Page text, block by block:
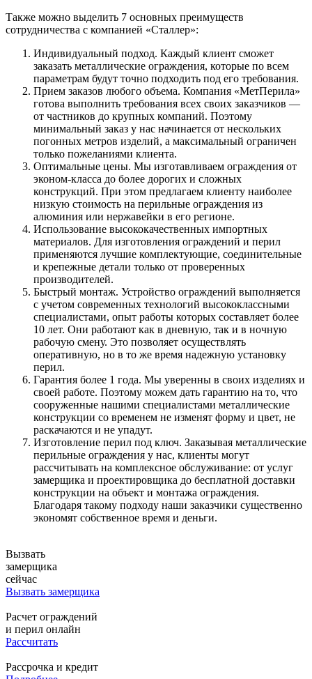
Также можно выделить 7 основных преимуществ
сотрудничества с компанией «Сталлер»:
Индивидуальный подход. Каждый клиент сможет
заказать металлические ограждения, которые по всем
параметрам будут точно подходить под его требования.
Прием заказов любого объема. Компания «МетПерила»
готова выполнить требования всех своих заказчиков —
от частников до крупных компаний. Поэтому
минимальный заказ у нас начинается от нескольких
погонных метров изделий, а максимальный ограничен
только пожеланиями клиента.
Оптимальные цены. Мы изготавливаем ограждения от
эконом-класса до более дорогих и сложных
конструкций. При этом предлагаем клиенту наиболее
низкую стоимость на перильные ограждения из
алюминия или нержавейки в его регионе.
Использование высококачественных импортных
материалов. Для изготовления ограждений и перил
применяются лучшие комплектующие, соединительные
и крепежные детали только от проверенных
производителей.
Быстрый монтаж. Устройство ограждений выполняется
с учетом современных технологий высококлассными
специалистами, опыт работы которых составляет более
10 лет. Они работают как в дневную, так и в ночную
рабочую смену. Это позволяет осуществлять
оперативную, но в то же время надежную установку
перил.
Гарантия более 1 года. Мы уверенны в своих изделиях и
своей работе. Поэтому можем дать гарантию на то, что
сооруженные нашими специалистами металлические
конструкции со временем не изменят форму и цвет, не
раскачаются и не упадут.
Изготовление перил под ключ. Заказывая металлические
перильные ограждения у нас, клиенты могут
рассчитывать на комплексное обслуживание: от услуг
замерщика и проектировщика до бесплатной доставки
конструкции на объект и монтажа ограждения.
Благодаря такому подходу наши заказчики существенно
экономят собственное время и деньги.
Вызвать
замерщика
сейчас
Вызвать замерщика
Расчет ограждений
и перил онлайн
Рассчитать
Рассрочка и кредит